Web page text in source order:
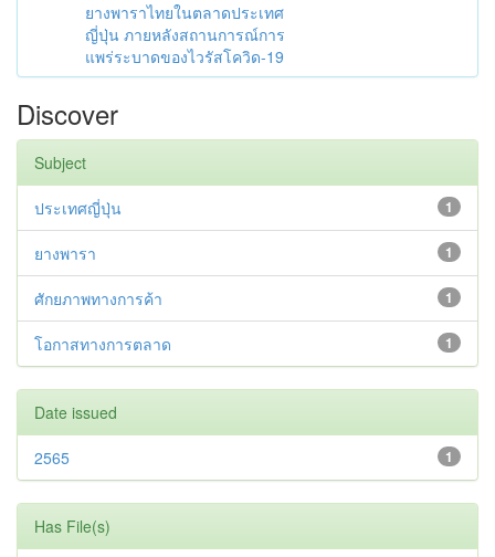
ยางพาราไทยในตลาดประเทศ
ญี่ปุ่น ภายหลังสถานการณ์การ
แพร่ระบาดของไวรัสโควิด-19
Discover
Subject
1
ประเทศญี่ปุ่น
1
ยางพารา
1
ศักยภาพทางการค้า
1
โอกาสทางการตลาด
Date issued
1
2565
Has File(s)